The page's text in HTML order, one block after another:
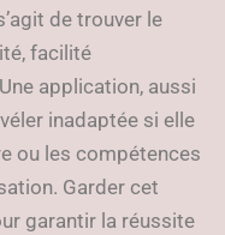
de trouver le
facilité
application, aussi
inadaptée si elle
ou les compétences
Garder cet
garantir la réussite